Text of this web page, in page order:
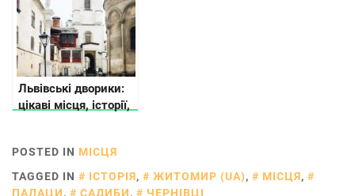
Львівські дворики:
цікаві місця, історії,
POSTED IN МІСЦЯ
TAGGED IN
ІСТОРІЯ, ЖИТОМИР (UA), МІСЦЯ,
ПАЛАЦИ, САДИБИ, ЧЕРНІВЦІ